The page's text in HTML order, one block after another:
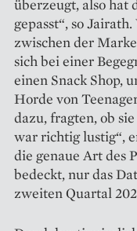
überzeugt, also hat
gepasst“, so
zwischen der
sich bei einer
einen Snack Shop,
Horde von
dazu, fragten, ob
war richtig lustig“,
die genaue Art des
bedeckt, nur das
zweiten Quartal